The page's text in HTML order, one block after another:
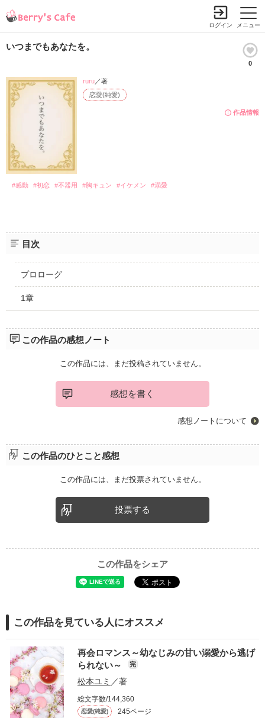
メニュー
ログイン
いつまでもあなたを。
0
作品情報
恋愛(純愛)
ruru／著
#感動 #初恋 #不器用 #胸キュン #イケメン #溺愛
目次
プロローグ
1章
この作品の感想ノート
この作品には、まだ投稿されていません。
感想を書く
感想ノートについて
この作品のひとこと感想
この作品には、まだ投票されていません。
投票する
この作品をシェア
この作品を見ている人にオススメ
再会ロマンス～幼なじみの甘い溺愛から逃げ
られない～
完
松本ユミ ／著
総文字数/144,360
恋愛(純愛) 245ページ